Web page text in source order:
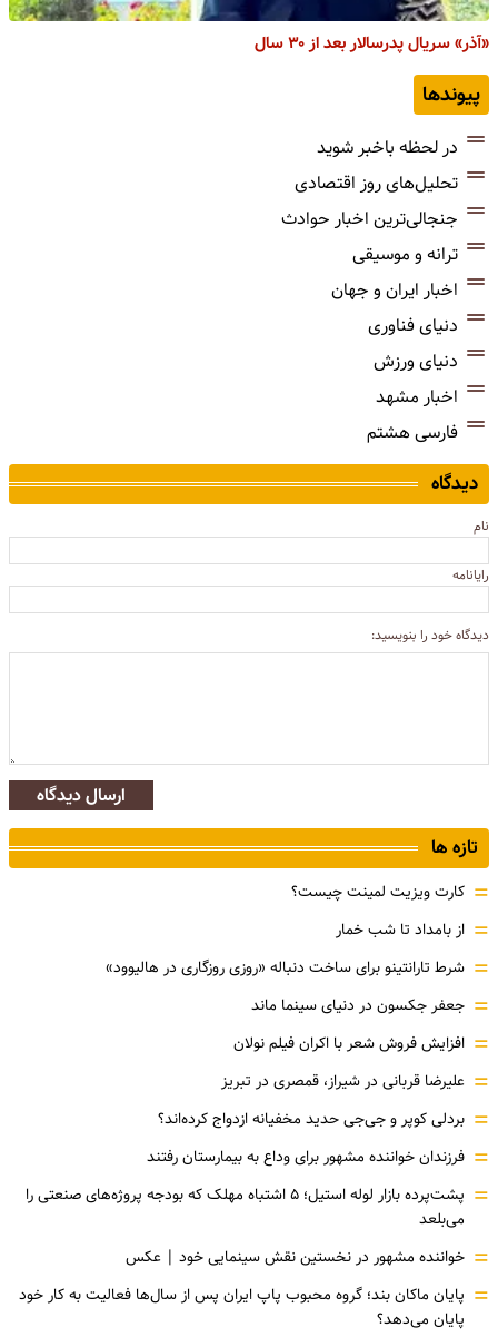
«آذر» سریال پدرسالار بعد از ۳۰ سال
پیوندها
در لحظه باخبر شوید
تحلیل‌های روز اقتصادی
جنجالی‌ترین اخبار حوادث
ترانه و موسیقی
اخبار ایران و جهان
دنیای فناوری
دنیای ورزش
اخبار مشهد
فارسی هشتم
دیدگاه
نام
رایانامه
دیدگاه خود را بنویسید:
ارسال دیدگاه
تازه ها
= کارت ویزیت لمینت چیست؟
= از بامداد تا شب خمار
= شرط تارانتینو برای ساخت دنباله «روزی روزگاری در هالیوود»
= جعفر جکسون در دنیای سینما ماند
= افزایش فروش شعر با اکران فیلم نولان
= علیرضا قربانی در شیراز، قمصری در تبریز
= بردلی کوپر و جی‌جی حدید مخفیانه ازدواج کرده‌اند؟
= فرزندان خواننده مشهور برای وداع به بیمارستان رفتند
=
پشت‌پرده بازار لوله استیل؛ ۵ اشتباه مهلک که بودجه پروژه‌های صنعتی را
می‌بلعد
= خواننده مشهور در نخستین نقش سینمایی خود |‌ عکس
= پایان ماکان بند؛ گروه محبوب پاپ ایران پس از سال‌ها فعالیت به کار خود
پایان می‌دهد؟